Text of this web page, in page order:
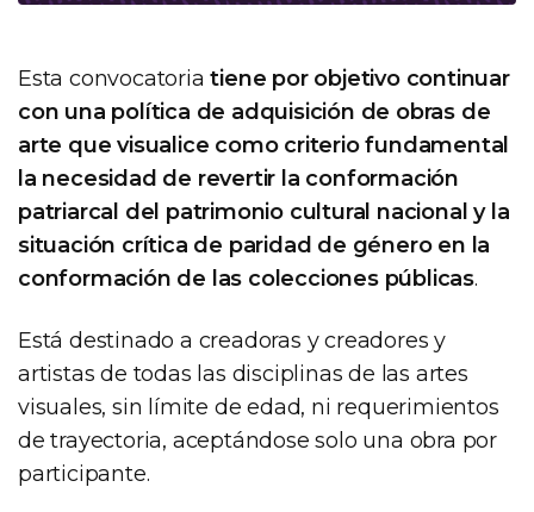
Esta convocatoriatiene por objetivo continuar
con una política de adquisición de obras de
arte que visualice como criterio fundamental
la necesidad de revertir la conformación
patriarcal del patrimonio cultural nacional y la
situación crítica de paridad de género en la
conformación de las colecciones públicas.
Está destinado a creadoras y creadores y
artistas de todas las disciplinas de las artes
visuales, sin límite de edad, ni requerimientos
de trayectoria, aceptándose solo una obra por
participante.